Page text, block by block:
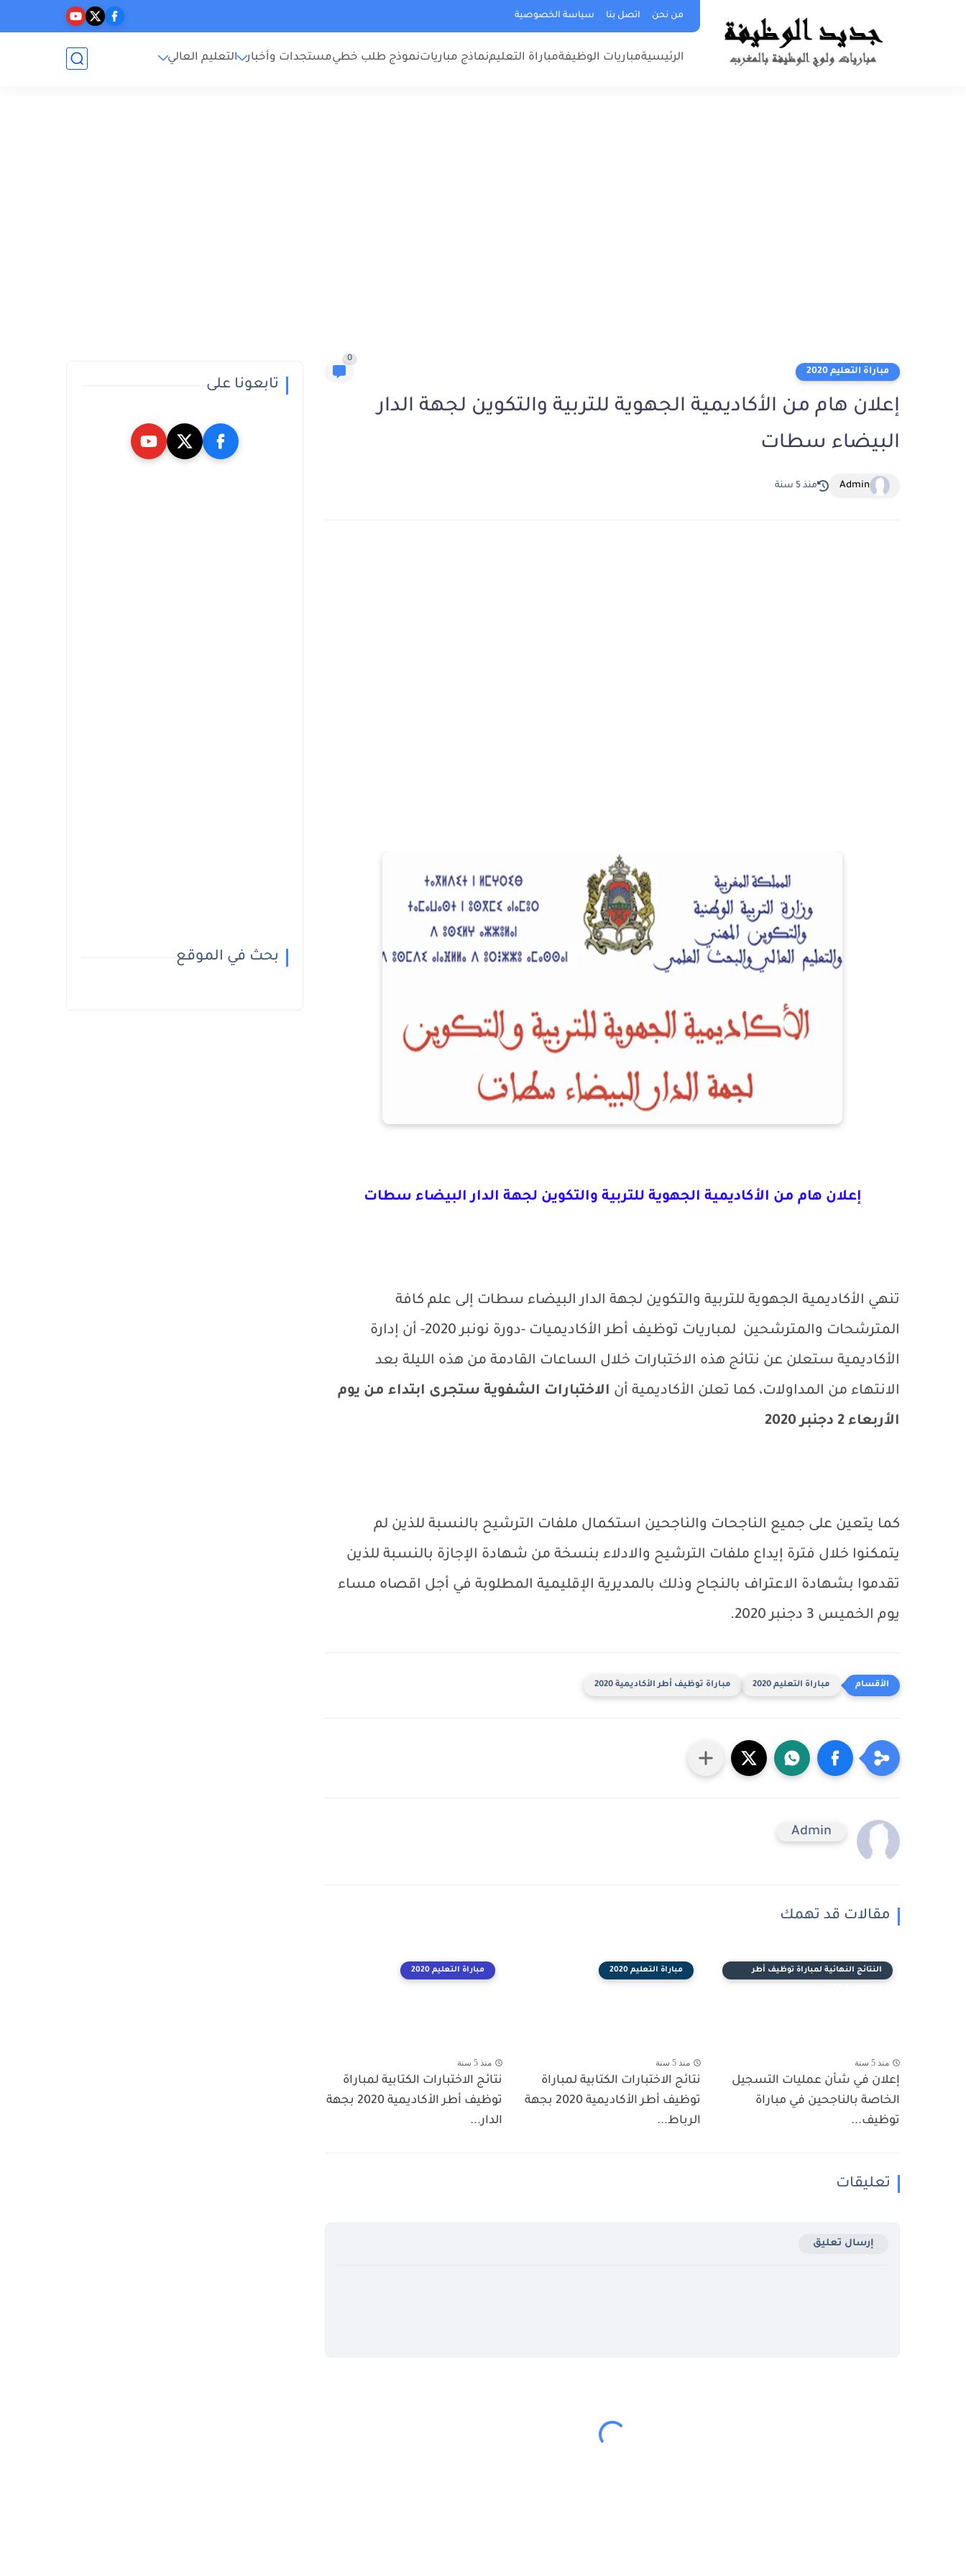
من نحن اتصل بنا سياسة الخصوصية
الرئيسيةمباريات الوظيفةمباراة التعليمنماذج مبارياتنموذج طلب خطيمستجدات وأخبار التعليم العالي
مباراة التعليم 2020
0
إعلان هام من الأكاديمية الجهوية للتربية والتكوين لجهة الدار
البيضاء سطات
Admin منذ 5 سنة
إعلان هام من الأكاديمية الجهوية للتربية والتكوين لجهة الدار البيضاء سطات
تنهي الأكاديمية الجهوية للتربية والتكوين لجهة الدار البيضاء سطات إلى علم كافة
المترشحات والمترشحين لمباريات توظيف أطر الأكاديميات -دورة نونبر 2020- أن إدارة
الأكاديمية ستعلن عن نتائج هذه الاختبارات خلال الساعات القادمة من هذه الليلة بعد
الانتهاء من المداولات، كما تعلن الأكاديمية أن الاختبارات الشفوية ستجرى ابتداء من يوم
الأربعاء 2 دجنبر 2020
كما يتعين على جميع الناجحات والناجحين استكمال ملفات الترشيح بالنسبة للذين لم
يتمكنوا خلال فترة إيداع ملفات الترشيح والادلاء بنسخة من شهادة الإجازة بالنسبة للذين
تقدموا بشهادة الاعتراف بالنجاح وذلك بالمديرية الإقليمية المطلوبة في أجل اقصاه مساء
يوم الخميس 3 دجنبر 2020.
مباراة التعليم 2020 مباراة توظيف أطر الأكاديمية 2020
Admin
مقالات قد تهمك
النتائج النهائية لمباراة توظيف أطر
منذ 5 سنة
إعلان في شأن عمليات التسجيل
الخاصة بالناجحين في مباراة
توظيف...
مباراة التعليم 2020
منذ 5 سنة
نتائج الاختبارات الكتابية لمباراة
توظيف أطر الأكاديمية 2020 بجهة
الرباط...
مباراة التعليم 2020
منذ 5 سنة
نتائج الاختبارات الكتابية لمباراة
توظيف أطر الأكاديمية 2020 بجهة
الدار...
تعليقات
إرسال تعليق
تابعونا على
بحث في الموقع